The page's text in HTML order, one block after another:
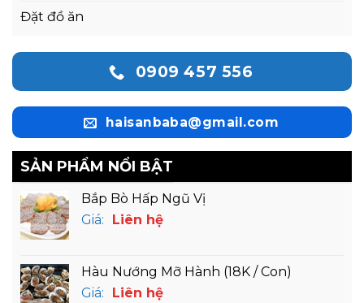
Đặt đồ ăn
0909 457 556
haisanbaba@gmail.com
SẢN PHẨM NỔI BẬT
Bắp Bò Hấp Ngũ Vị
Giá:
Liên hệ
Hàu Nướng Mỡ Hành (18K / Con)
Giá:
Liên hệ